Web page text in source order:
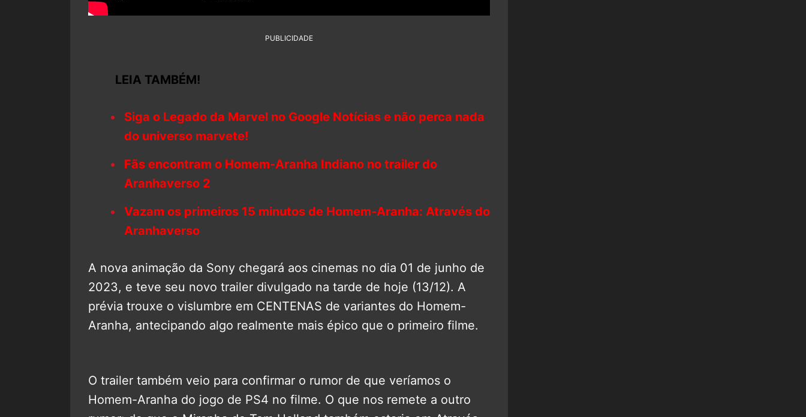
PUBLICIDADE
LEIA TAMBÉM!
Siga o Legado da Marvel no Google Notícias e não perca nada
do universo marvete!
Fãs encontram o Homem-Aranha Indiano no trailer do
Aranhaverso 2
Vazam os primeiros 15 minutos de Homem-Aranha: Através do
Aranhaverso
A nova animação da Sony chegará aos cinemas no dia 01 de junho de
2023, e teve seu novo trailer divulgado na tarde de hoje (13/12). A
prévia trouxe o vislumbre em CENTENAS de variantes do Homem-
Aranha, antecipando algo realmente mais épico que o primeiro filme.
O trailer também veio para confirmar o rumor de que veríamos o
Homem-Aranha do jogo de PS4 no filme. O que nos remete a outro